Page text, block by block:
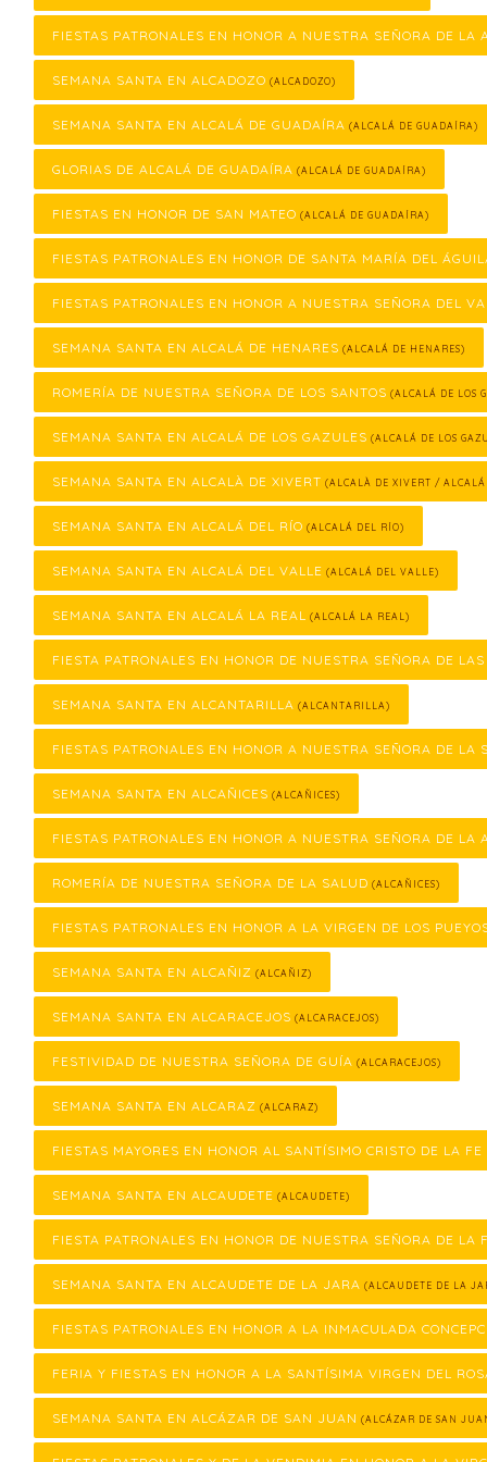
FIESTAS PATRONALES EN HONOR A NUESTRA SEÑORA DE LA
SEMANA SANTA EN ALCADOZO (ALCADOZO)
SEMANA SANTA EN ALCALÁ DE GUADAÍRA (ALCALÁ DE GUADAÍRA)
GLORIAS DE ALCALÁ DE GUADAÍRA (ALCALÁ DE GUADAÍRA)
FIESTAS EN HONOR DE SAN MATEO (ALCALÁ DE GUADAÍRA)
FIESTAS PATRONALES EN HONOR DE SANTA MARÍA DEL
FIESTAS PATRONALES EN HONOR A NUESTRA SEÑORA DEL
SEMANA SANTA EN ALCALÁ DE HENARES (ALCALÁ DE HENARES)
ROMERÍA DE NUESTRA SEÑORA DE LOS SANTOS (ALCALÁ DE LOS
SEMANA SANTA EN ALCALÁ DE LOS GAZULES (ALCALÁ DE LOS
SEMANA SANTA EN ALCALÀ DE XIVERT (ALCALÀ DE XIVERT /
SEMANA SANTA EN ALCALÁ DEL RÍO (ALCALÁ DEL RÍO)
SEMANA SANTA EN ALCALÁ DEL VALLE (ALCALÁ DEL VALLE)
SEMANA SANTA EN ALCALÁ LA REAL (ALCALÁ LA REAL)
FIESTA PATRONALES EN HONOR DE NUESTRA SEÑORA DE LAS
SEMANA SANTA EN ALCANTARILLA (ALCANTARILLA)
FIESTAS PATRONALES EN HONOR A NUESTRA SEÑORA DE LA
SEMANA SANTA EN ALCAÑICES (ALCAÑICES)
FIESTAS PATRONALES EN HONOR A NUESTRA SEÑORA DE LA
ROMERÍA DE NUESTRA SEÑORA DE LA SALUD (ALCAÑICES)
FIESTAS PATRONALES EN HONOR A LA VIRGEN DE LOS
SEMANA SANTA EN ALCAÑIZ (ALCAÑIZ)
SEMANA SANTA EN ALCARACEJOS (ALCARACEJOS)
FESTIVIDAD DE NUESTRA SEÑORA DE GUÍA (ALCARACEJOS)
SEMANA SANTA EN ALCARAZ (ALCARAZ)
FIESTAS MAYORES EN HONOR AL SANTÍSIMO CRISTO DE LA FE
SEMANA SANTA EN ALCAUDETE (ALCAUDETE)
FIESTA PATRONALES EN HONOR DE NUESTRA SEÑORA DE LA
SEMANA SANTA EN ALCAUDETE DE LA JARA (ALCAUDETE DE LA
FIESTAS PATRONALES EN HONOR A LA INMACULADA
FERIA Y FIESTAS EN HONOR A LA SANTÍSIMA VIRGEN DEL
SEMANA SANTA EN ALCÁZAR DE SAN JUAN (ALCÁZAR DE SAN